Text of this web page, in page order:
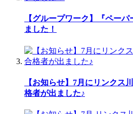
【グループワーク】『ペー
ました！
【お知らせ】7月にリンクス
格者が出ました♪